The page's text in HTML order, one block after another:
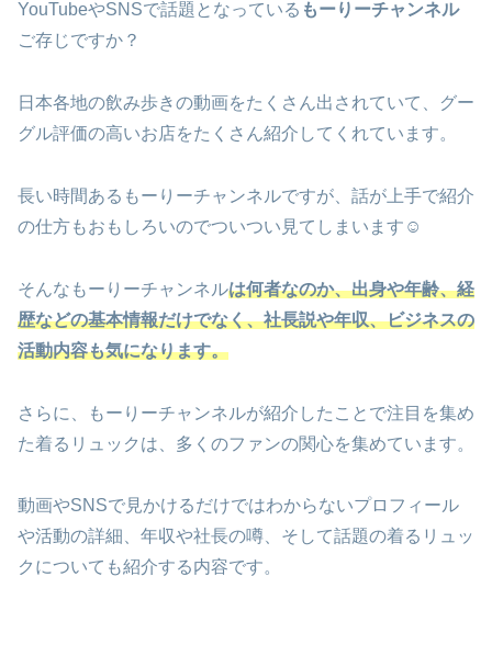
YouTubeやSNSで話題となっている もーりーチャンネル
ご存じですか？
日本各地の飲み歩きの動画をたくさん出されていて、グー
グル評価の高いお店をたくさん紹介してくれています。
長い時間あるもーりーチャンネルですが、話が上手で紹介
の仕方もおもしろいのでついつい見てしまいます☺
そんなもーりーチャンネルは何者なのか、出身や年齢、経
歴などの基本情報だけでなく、社長説や年収、ビジネスの
活動内容も気になります。
さらに、もーりーチャンネルが紹介したことで注目を集め
た着るリュックは、多くのファンの関心を集めています。
動画やSNSで見かけるだけではわからないプロフィール
や活動の詳細、年収や社長の噂、そして話題の着るリュッ
クについても紹介する内容です。